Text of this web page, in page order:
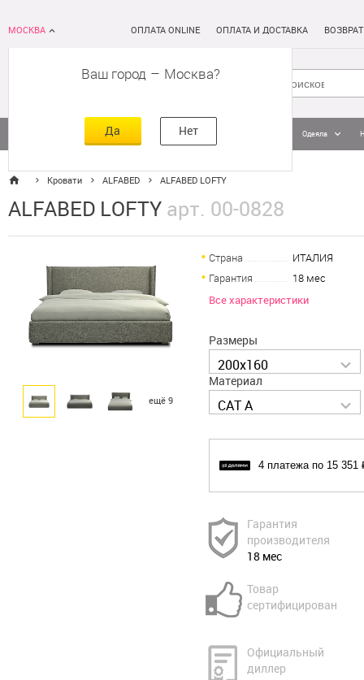
МОСКВА
Ваш город – Москва
Да Нет
ОПЛАТА ONLINE ОПЛАТА И ДОСТАВКА
Кровати Постельное белье Одеяла
Кровати ALFABED ALFABED LOFTY
ALFABED LOFTY арт. 00-0828
ещё 9
Страна
ИТАЛИЯ
Гарантия
18 мес
Все характеристики
Размеры
200x160
Материал
CAT A
4 платежа по 15 351
Гарантия
производителя
18 мес
Товар
сертифицирован
Официальный
диллер